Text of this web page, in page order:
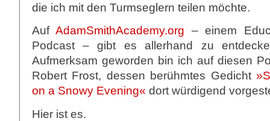
die ich mit den Turmseglern teilen möchte.
Auf AdamSmithAcademy.org – einem
Podcast – gibt es allerhand zu
Aufmerksam geworden bin ich auf diesen
Robert Frost, dessen berühmtes Gedicht
on a Snowy Evening« dort würdigend
Hier ist es.